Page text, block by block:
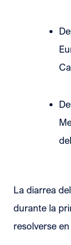
La diarrea
durante la
resolverse